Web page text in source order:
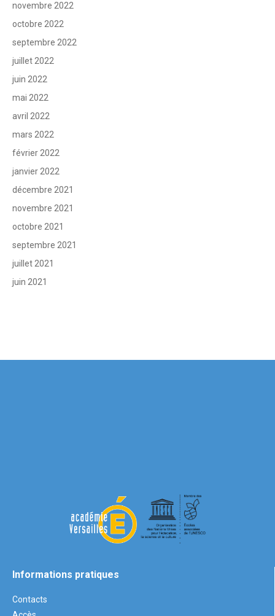
novembre 2022
octobre 2022
septembre 2022
juillet 2022
juin 2022
mai 2022
avril 2022
mars 2022
février 2022
janvier 2022
décembre 2021
novembre 2021
octobre 2021
septembre 2021
juillet 2021
juin 2021
C.S. 40188